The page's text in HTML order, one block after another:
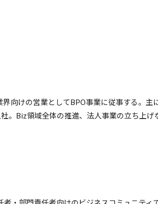
向けの営業としてBPO事業に従事する。
。Biz領域全体の推進、法人事業の立ち上